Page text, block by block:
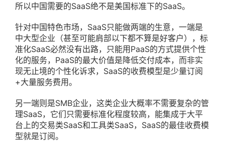
所以中国需要的SaaS绝不是美国标准下的SaaS。
针对中国特色市场，SaaS只能做两端的生意，一端是
中大型企业（甚至可能肩部以下都不算是好客户），标
准化SaaS必然没有出路，只能用PaaS的方式提供个性
化的服务，PaaS的最大价值是降低交付成本，而非实
现无止境的个性化诉求，SaaS的收费模型是少量订阅
+大量服务费用。
另一端则是SMB企业，这类企业大概率不需要复杂的管
理SaaS，它们只需要标准化程度较高，能集成于大平
台上的交易类SaaS和工具类SaaS，SaaS的最佳收费模
型就是订阅。